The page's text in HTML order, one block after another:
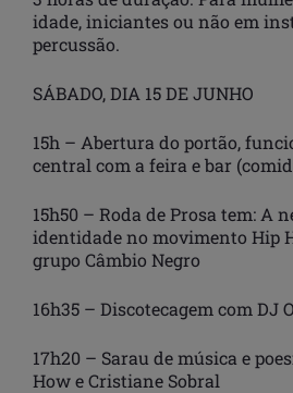
idade, iniciantes ou não em
percussão.
SÁBADO, DIA 15 DE JUNHO
15h – Abertura do portão,
central com a feira e bar
15h50 – Roda de Prosa tem: A
identidade no movimento Hip
grupo Câmbio Negro
16h35 – Discotecagem com DJ
17h20 – Sarau de música e
How e Cristiane Sobral